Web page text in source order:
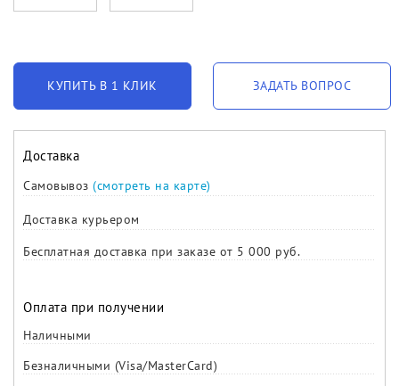
КУПИТЬ В 1 КЛИК ЗАДАТЬ ВОПРОС
Доставка
Самовывоз (смотреть на карте)
Доставка курьером
Бесплатная доставка при заказе от 5 000 руб.
Оплата при получении
Наличными
Безналичными (Visa/MasterCard)